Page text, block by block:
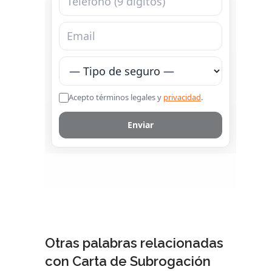
Otras palabras relacionadas
con Carta de Subrogación